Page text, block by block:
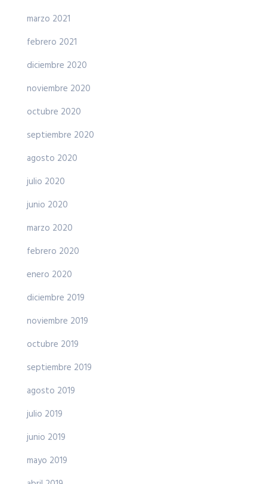
marzo 2021
febrero 2021
diciembre 2020
noviembre 2020
octubre 2020
septiembre 2020
agosto 2020
julio 2020
junio 2020
marzo 2020
febrero 2020
enero 2020
diciembre 2019
noviembre 2019
octubre 2019
septiembre 2019
agosto 2019
julio 2019
junio 2019
mayo 2019